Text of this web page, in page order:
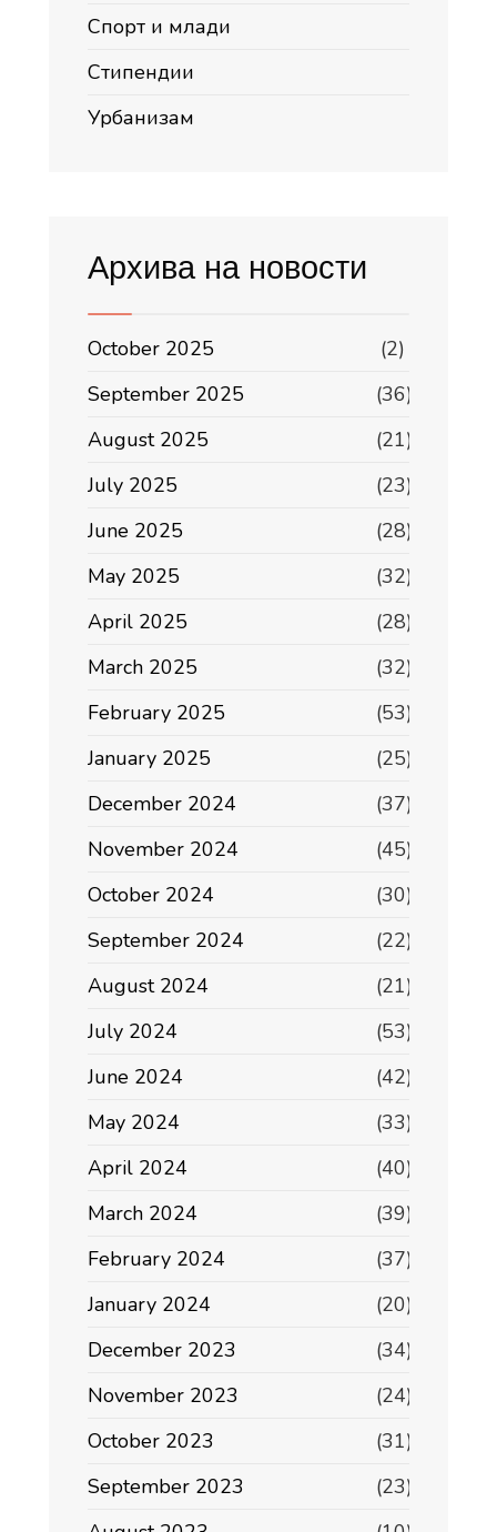
Спорт и млади
Стипендии
Урбанизам
Архива на новости
October 2025
(2)
September 2025
(36)
August 2025
(21)
July 2025
(23)
June 2025
(28)
May 2025
(32)
April 2025
(28)
March 2025
(32)
February 2025
(53)
January 2025
(25)
December 2024
(37)
November 2024
(45)
October 2024
(30)
September 2024
(22)
August 2024
(21)
July 2024
(53)
June 2024
(42)
May 2024
(33)
April 2024
(40)
March 2024
(39)
February 2024
(37)
January 2024
(20)
December 2023
(34)
November 2023
(24)
October 2023
(31)
September 2023
(23)